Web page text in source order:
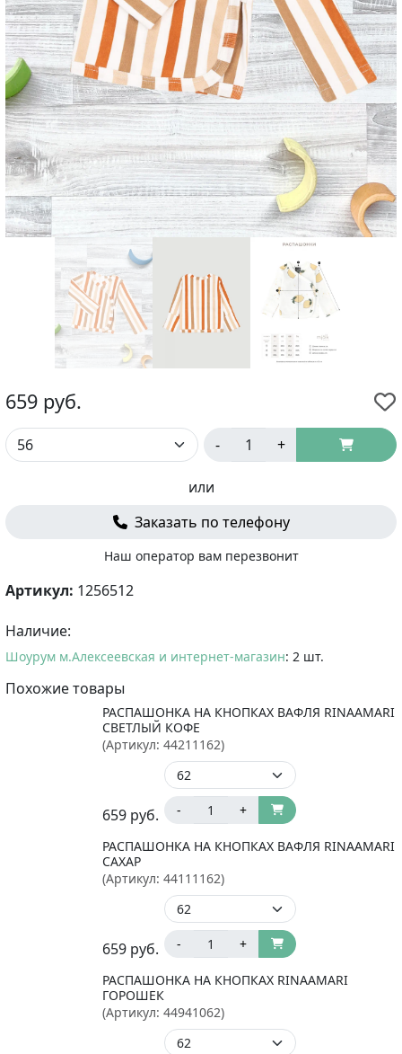
659 руб.
- +
или
Заказать по телефону
Наш оператор вам перезвонит
Артикул: 1256512
Наличие:
Шоурум м.Алексеевская и интернет-магазин: 2 шт.
Похожие товары
РАСПАШОНКА НА КНОПКАХ ВАФЛЯ RINAAMARI
СВЕТЛЫЙ КОФЕ
(Артикул: 44211162)
659 руб. - +
РАСПАШОНКА НА КНОПКАХ ВАФЛЯ RINAAMARI
САХАР
(Артикул: 44111162)
659 руб. - +
РАСПАШОНКА НА КНОПКАХ RINAAMARI
ГОРОШЕК
(Артикул: 44941062)